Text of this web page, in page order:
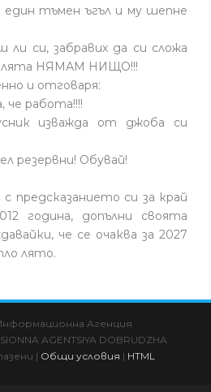
един тъмен ъгъл и му шепне
си, забравих да си сложа
НЯМАМ НИЩО!!!
и отговаря:
че работа!!!!
изважда от джоба си
резервни! Обувай!
предсказанието си за край
година, допълни своята
че се очаква за 2027
лято.
Агенция
AGENTSIYA DOBRUDZHA
| Общи условия | HTML